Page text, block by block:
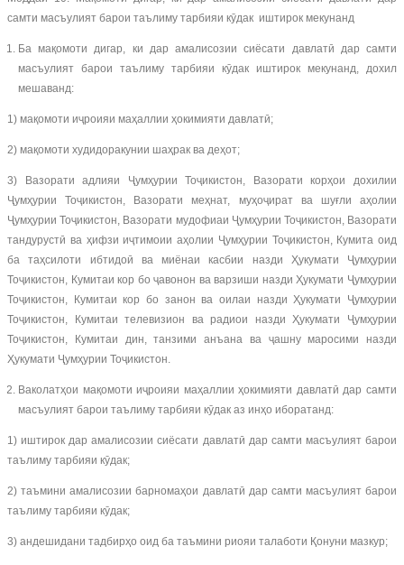
самти масъулият барои таълиму тарбияи кӯдак иштирок мекунанд
Ба мақомоти дигар, ки дар амалисозии сиёсати давлатӣ дар самти
масъулият барои таълиму тарбияи кӯдак иштирок мекунанд, дохил
мешаванд:
1) мақомоти иҷроияи маҳаллии ҳокимияти давлатӣ;
2) мақомоти худидоракунии шаҳрак ва деҳот;
3) Вазорати адлияи Ҷумҳурии Тоҷикистон, Вазорати корҳои дохилии
Ҷумҳурии Тоҷикистон, Вазорати меҳнат, муҳоҷират ва шуғли аҳолии
Ҷумҳурии Тоҷикистон, Вазорати мудофиаи Ҷумҳурии Тоҷикистон, Вазорати
тандурустӣ ва ҳифзи иҷтимоии аҳолии Ҷумҳурии Тоҷикистон, Кумита оид
ба таҳсилоти ибтидоӣ ва миёнаи касбии назди Ҳукумати Ҷумҳурии
Тоҷикистон, Кумитаи кор бо ҷавонон ва варзиши назди Ҳукумати Ҷумҳурии
Тоҷикистон, Кумитаи кор бо занон ва оилаи назди Ҳукумати Ҷумҳурии
Тоҷикистон, Кумитаи телевизион ва радиои назди Ҳукумати Ҷумҳурии
Тоҷикистон, Кумитаи дин, танзими анъана ва ҷашну маросими назди
Ҳукумати Ҷумҳурии Тоҷикистон.
Ваколатҳои мақомоти иҷроияи маҳаллии ҳокимияти давлатӣ дар самти
масъулият барои таълиму тарбияи кӯдак аз инҳо иборатанд:
1) иштирок дар амалисозии сиёсати давлатӣ дар самти масъулият барои
таълиму тарбияи кӯдак;
2) таъмини амалисозии барномаҳои давлатӣ дар самти масъулият барои
таълиму тарбияи кӯдак;
3) андешидани тадбирҳо оид ба таъмини риояи талаботи Қонуни мазкур;